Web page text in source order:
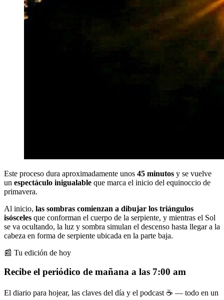
Este proceso dura aproximadamente unos 45 minutos y se vuelve
un espectáculo inigualable que marca el inicio del equinoccio de
primavera.
Al inicio, las sombras comienzan a dibujar los triángulos
isósceles que conforman el cuerpo de la serpiente, y mientras el Sol
se va ocultando, la luz y sombra simulan el descenso hasta llegar a la
cabeza en forma de serpiente ubicada en la parte baja.
📰 Tu edición de hoy
Recibe el periódico de mañana a las 7:00 am
El diario para hojear, las claves del día y el podcast ☕ — todo en un